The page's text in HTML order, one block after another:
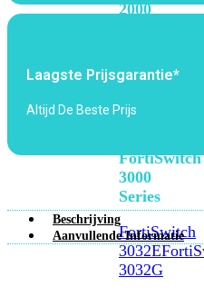
2000
2048F
2048F-
B2F
FortiSwitch
3000
Series
FortiSwitch
3032E
3032G
Laagste Prijsgarantie*
Altijd De Beste Prijs
Beschrijving
Aanvullende Informatie